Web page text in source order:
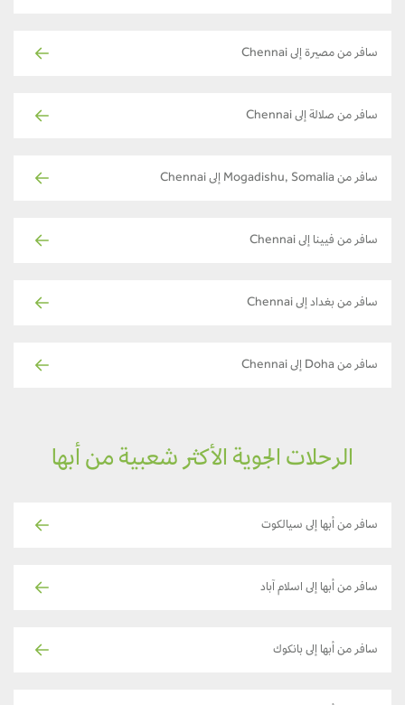
سافر من مصيرة إلى Chennai
سافر من صلالة إلى Chennai
سافر من Mogadishu, Somalia إلى Chennai
سافر من فيينا إلى Chennai
سافر من بغداد إلى Chennai
سافر من Doha إلى Chennai
الرحلات الجوية الأكثر شعبية من أبها
سافر من أبها إلى سيالكوت
سافر من أبها إلى اسلام آباد
سافر من أبها إلى بانكوك